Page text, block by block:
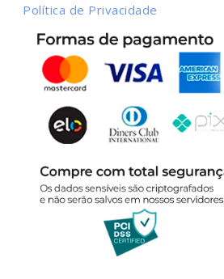
Política de Privacidade